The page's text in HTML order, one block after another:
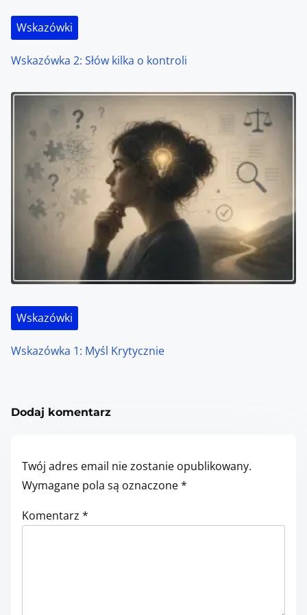
Wskazówki
Wskazówka 2: Słów kilka o kontroli
Wskazówki
Wskazówka 1: Myśl Krytycznie
Dodaj komentarz
Twój adres email nie zostanie opublikowany.
Wymagane pola są oznaczone*
Komentarz *